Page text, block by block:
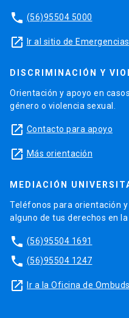
phone (56)95504 5000
launch Ir al sitio de Emergencias
DISCRIMINACIÓN Y
Orientación y apoyo en
género o violencia sexual.
launch Contacto para apoyo
launch Más orientación
MEDIACIÓN
Teléfonos para orientación
alguno de tus derechos en
phone (56)95504 1691
phone (56)95504 1247
launch Ir a la Oficina de